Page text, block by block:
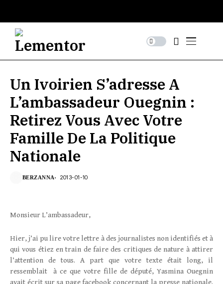
Un Ivoirien S’adresse A
L’ambassadeur Ouegnin :
Retirez Vous Avec Votre
Famille De La Politique
Nationale
BERZANNA 2013-01-10
Monsieur L’ambassadeur,
Hier, j’ai pu lire votre lettre à des journalistes non identifiés et à
qui vous étiez en train de faire des critiques de nature à attirer
l’attention de tous. A part que votre texte était long, il
ressemblait à ce que votre fille de député, Yasmina Ouegnin
avait écrit sur sa page facebook concernant la presse nationale.